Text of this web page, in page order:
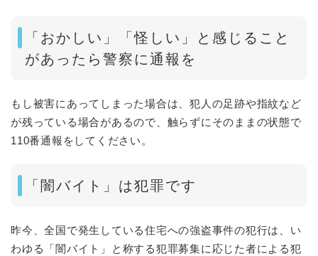
「おかしい」「怪しい」と感じること
があったら警察に通報を
もし被害にあってしまった場合は、犯人の足跡や指紋など
が残っている場合があるので、触らずにそのままの状態で
110番通報をしてください。
「闇バイト」は犯罪です
昨今、全国で発生している住宅への強盗事件の犯行は、い
わゆる「闇バイト」と称する犯罪募集に応じた者による犯